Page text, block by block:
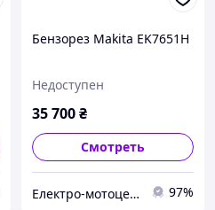
Бензорез Makita EK7651H
Недоступен
35 700₴
Смотреть
Електро-мотоцентр 97%